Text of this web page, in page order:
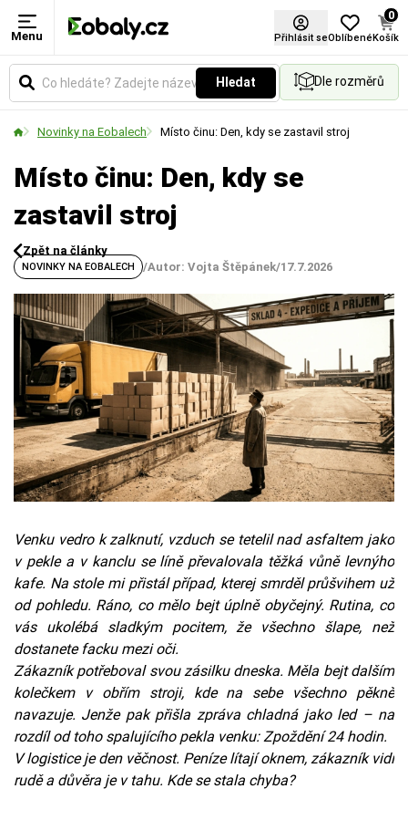
Menu Přihlásit seOblíbené
0
Košík
Hledat Dle rozměrů
Novinky na Eobalech Místo činu: Den, kdy se zastavil stroj
Místo činu: Den, kdy se
zastavil stroj
Zpět na články
NOVINKY NA EOBALECH /Autor: Vojta Štěpánek/17.7.2026
Venku vedro k zalknutí, vzduch se tetelil nad asfaltem jako
v pekle a v kanclu se líně převalovala těžká vůně levnýho
kafe. Na stole mi přistál případ, kterej smrděl průšvihem už
od pohledu. Ráno, co mělo bejt úplně obyčejný. Rutina, co
vás ukolébá sladkým pocitem, že všechno šlape, než
dostanete facku mezi oči.
Zákazník potřeboval svou zásilku dneska. Měla bejt dalším
kolečkem v obřím stroji, kde na sebe všechno pěkně
navazuje. Jenže pak přišla zpráva chladná jako led – na
rozdíl od toho spalujícího pekla venku: Zpoždění 24 hodin.
V logistice je den věčnost. Peníze lítají oknem, zákazník vidí
rudě a důvěra je v tahu. Kde se stala chyba?